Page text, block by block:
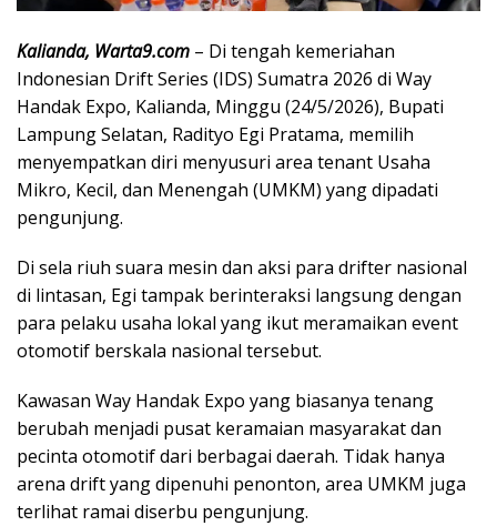
Kalianda, Warta9.com – Di tengah kemeriahan
Indonesian Drift Series (IDS) Sumatra 2026 di Way
Handak Expo, Kalianda, Minggu (24/5/2026), Bupati
Lampung Selatan, Radityo Egi Pratama, memilih
menyempatkan diri menyusuri area tenant Usaha
Mikro, Kecil, dan Menengah (UMKM) yang dipadati
pengunjung.
Di sela riuh suara mesin dan aksi para drifter nasional
di lintasan, Egi tampak berinteraksi langsung dengan
para pelaku usaha lokal yang ikut meramaikan event
otomotif berskala nasional tersebut.
Kawasan Way Handak Expo yang biasanya tenang
berubah menjadi pusat keramaian masyarakat dan
pecinta otomotif dari berbagai daerah. Tidak hanya
arena drift yang dipenuhi penonton, area UMKM juga
terlihat ramai diserbu pengunjung.